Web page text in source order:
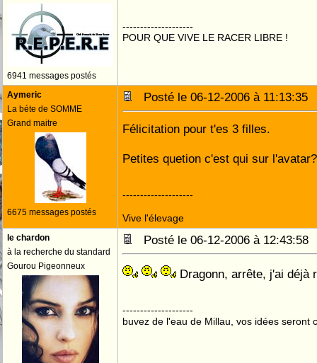
6941 messages postés
--------------------
POUR QUE VIVE LE RACER LIBRE !
Aymeric
La béte de SOMME
Grand maitre
6675 messages postés
Posté le 06-12-2006 à
Félicitation pour t'es 3 filles.
Petites quetion c'est qui sur
--------------------
Vive l'élevage
le chardon
à la recherche du standard
Gourou Pigeonneux
Posté le 06-12-2006 à
Dragonn, arrête, j'ai déjà
--------------------
buvez de l'eau de Millau, vos idées seront